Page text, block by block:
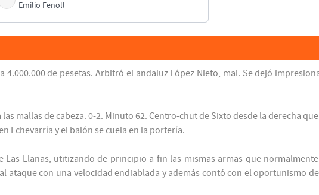
Emilio Fenoll
Sixto Casabonade pesetas. Arbitró el andaluz López Nieto, mal. Se dejó
mallas de cabeza. 0-2. Minuto 62. Centro-chut de Sixto desde la derecha
Echevarría y el balón se cuela en la portería.
Las Llanas, utitizando de principio a fin las mismas armas que
ataque con una velocidad endiablada y además contó con el oportunismo